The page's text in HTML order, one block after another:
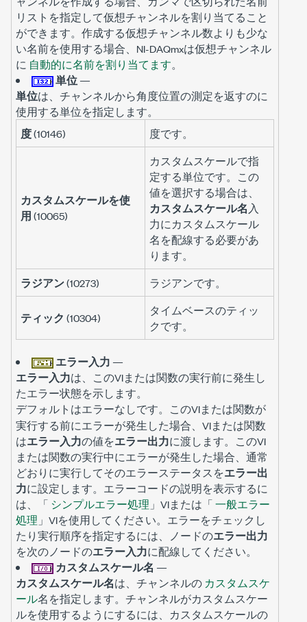
リストを指定して仮想チャンネルを割り当てること
ができます。作成する仮想チャンネル数よりも少な
い名前を使用する場合、NI-DAQmxは仮想チャンネル
に 自動的に名前を割り当てます。
単位—
単位は、チャンネルから角度位置の測定を返すのに
使用する単位を指定します。
度(10146) 度です。
カスタムスケールを使
用(10065)
カスタムスケールで指
定する単位です。この
値を選択する場合は、
カスタムスケール名 入
力にカスタムスケール
名を配線する必要があ
ります。
ラジアン(10273) ラジアンです。
ティック (10304)
タイムベースのティッ
クです。
エラー入力 —
エラー入力は、このVIまたは関数の実行前に発生し
たエラー状態を示します。
デフォルトはエラーなしです。このVIまたは関数が
実行する前にエラーが発生した場合、VIまたは関数
はエラー入力の値をエラー出力に渡します。このVI
または関数の実行中にエラーが発生した場合、通常
どおりに実行してそのエラーステータスをエラー出
力に設定します。エラーコードの説明を表示するに
は、「 シンプルエラー処理 」VIまたは「一般エラー
処理 」VIを使用してください。エラーをチェックし
たり実行順序を指定するには、ノードのエラー出力
を次のノードのエラー入力に配線してください。
カスタムスケール名 —
カスタムスケール名は、チャンネルの カスタムスケ
ール名を指定します。チャンネルがカスタムスケー
ルを使用するようにするには、カスタムスケールの